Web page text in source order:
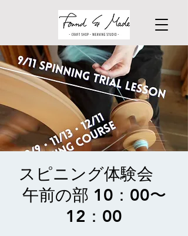
スピニング体験会
午前の部 10：00〜
12：00